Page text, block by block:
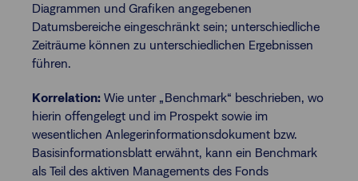
Diagrammen und Grafiken angegebenen
Datumsbereiche eingeschränkt sein; unterschiedliche
Zeiträume können zu unterschiedlichen Ergebnissen
führen.
Korrelation: Wie unter „Benchmark“ beschrieben, wo
hierin offengelegt und im Prospekt sowie im
wesentlichen Anlegerinformationsdokument bzw.
Basisinformationsblatt erwähnt, kann ein Benchmark
als Teil des aktiven Managements des Fonds